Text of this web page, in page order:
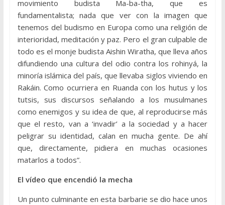
movimiento budista Ma-ba-tha, que es
fundamentalista; nada que ver con la imagen que
tenemos del budismo en Europa como una religión de
interioridad, meditación y paz. Pero el gran culpable de
todo es el monje budista Aishin Wiratha, que lleva años
difundiendo una cultura del odio contra los rohinyá, la
minoría islámica del país, que llevaba siglos viviendo en
Rakáin. Como ocurriera en Ruanda con los hutus y los
tutsis, sus discursos señalando a los musulmanes
como enemigos y su idea de que, al reproducirse más
que el resto, van a ‘invadir’ a la sociedad y a hacer
peligrar su identidad, calan en mucha gente. De ahí
que, directamente, pidiera en muchas ocasiones
matarlos a todos”.
El vídeo que encendió la mecha
Un punto culminante en esta barbarie se dio hace unos